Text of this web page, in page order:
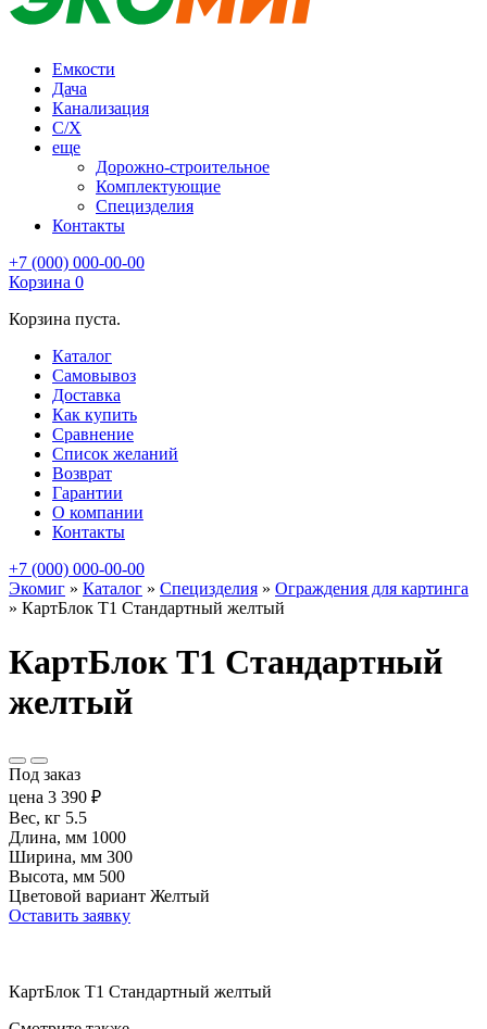
Емкости
Дача
Канализация
С/Х
еще
Дорожно-строительное
Комплектующие
Специзделия
Контакты
+7 (000) 000-00-00
Корзина 0
Корзина пуста.
Каталог
Самовывоз
Доставка
Как купить
Сравнение
Список желаний
Возврат
Гарантии
О компании
Контакты
+7 (000) 000-00-00
Экомиг » Каталог » Специзделия » Ограждения для картинга
» КартБлок Т1 Стандартный желтый
КартБлок Т1 Стандартный
желтый
Под заказ
цена 3 390 ₽
Вес, кг 5.5
Длина, мм 1000
Ширина, мм 300
Высота, мм 500
Цветовой вариант Желтый
Оставить заявку
КартБлок Т1 Стандартный желтый